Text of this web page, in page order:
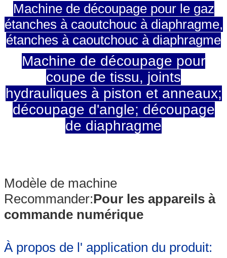
Machine de découpage pour le gaz
étanches à caoutchouc à diaphragme,
étanches à caoutchouc à diaphragme
Machine de découpage pour
coupe de tissu, joints
hydrauliques à piston et anneaux;
découpage d'angle; découpage
de diaphragme
Modèle de machine
Recommander:Pour les appareils à
commande numérique
À propos de l' application du produit: